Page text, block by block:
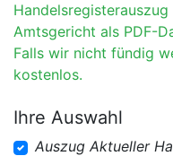
Amtsgericht als PDF-
Falls wir nicht fündig
kostenlos.
Ihre Auswahl
Auszug Aktueller